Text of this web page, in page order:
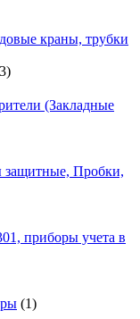
краны, трубки
103
(Закладные
Пробки,
приборы учета в
1товар